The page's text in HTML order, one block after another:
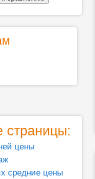
страницы:
цены
средние цены